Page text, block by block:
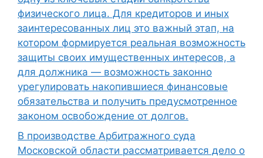
физического лица. Для кредиторов и иных
заинтересованных лиц это важный этап, на
котором формируется реальная возможность
защиты своих имущественных интересов, а
для должника — возможность законно
урегулировать накопившиеся финансовые
обязательства и получить предусмотренное
законом освобождение от долгов.
В производстве Арбитражного суда
Московской области рассматривается дело о